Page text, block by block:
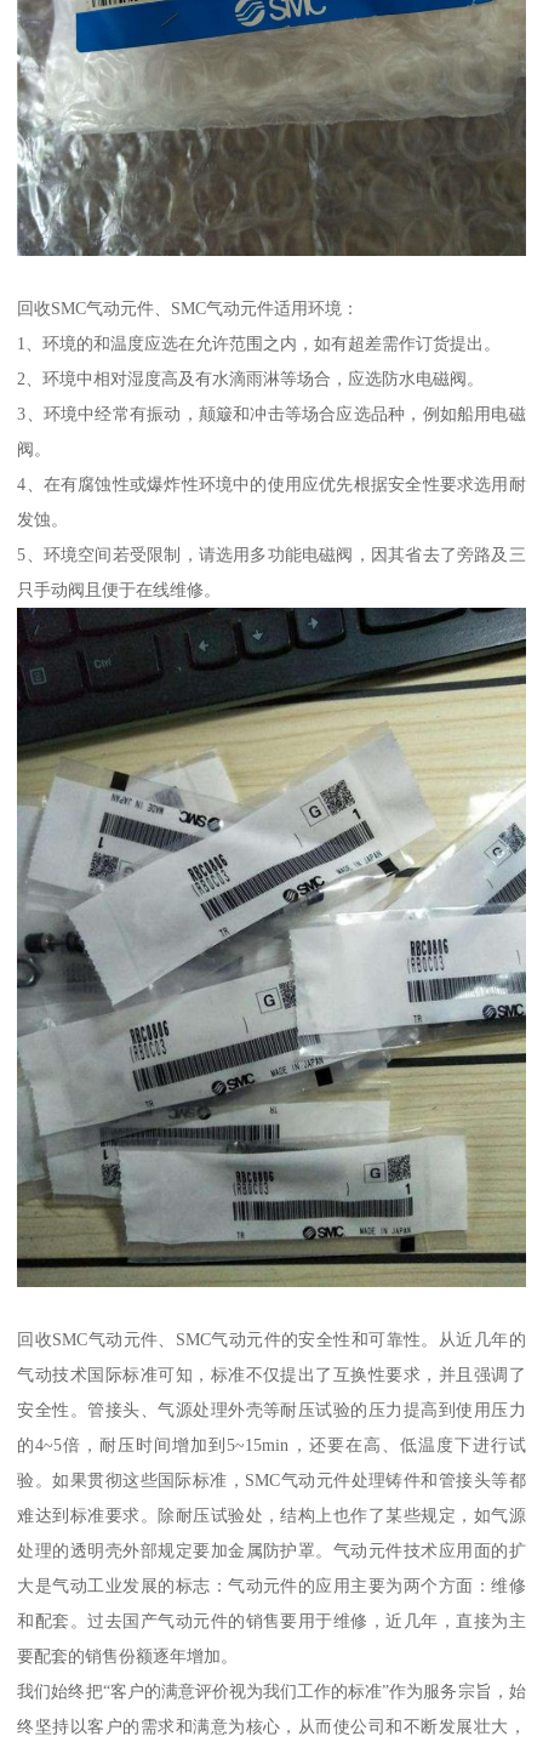
回收SMC气动元件、SMC气动元件适用环境：
1、环境的和温度应选在允许范围之内，如有超差需作订货提出。
2、环境中相对湿度高及有水滴雨淋等场合，应选防水电磁阀。
3、环境中经常有振动，颠簸和冲击等场合应选品种，例如船用电磁
阀。
4、在有腐蚀性或爆炸性环境中的使用应优先根据安全性要求选用耐
发蚀。
5、环境空间若受限制，请选用多功能电磁阀，因其省去了旁路及三
只手动阀且便于在线维修。
回收SMC气动元件、SMC气动元件的安全性和可靠性。从近几年的
气动技术国际标准可知，标准不仅提出了互换性要求，并且强调了
安全性。管接头、气源处理外壳等耐压试验的压力提高到使用压力
的4~5倍，耐压时间增加到5~15min，还要在高、低温度下进行试
验。如果贯彻这些国际标准，SMC气动元件处理铸件和管接头等都
难达到标准要求。除耐压试验处，结构上也作了某些规定，如气源
处理的透明壳外部规定要加金属防护罩。气动元件技术应用面的扩
大是气动工业发展的标志：气动元件的应用主要为两个方面：维修
和配套。过去国产气动元件的销售要用于维修，近几年，直接为主
要配套的销售份额逐年增加。
我们始终把“客户的满意评价视为我们工作的标准”作为服务宗旨，始
终坚持以客户的需求和满意为核心，从而使公司和不断发展壮大，